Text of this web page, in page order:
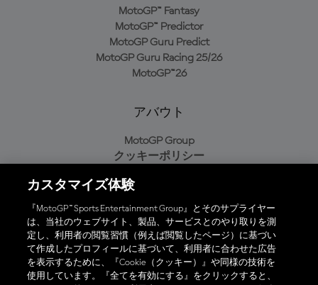
MotoGP™ Fantasy
MotoGP™ Predictor
MotoGP Guru Predict
MotoGP Guru Racing 25/26
MotoGP™26
アバウト
MotoGP Group
クッキーポリシー
プライバシーポリシー
購入ポリシー
オフィシャルアプリ
カスタマイズ体験
『MotoGP™ Sports Entertainment Group』とそのサプライヤー
は、当社のウェブサイト、製品、サービスとのやり取りを測
定し、利用者の閲覧習慣（例えば閲覧したページ）に基づい
て作成したプロフィールに基づいて、利用者に合わせた広告
を表示するために、『Cookie（クッキー）』や同様の技術を
使用しています。『全てを有効にする』をクリックすると、